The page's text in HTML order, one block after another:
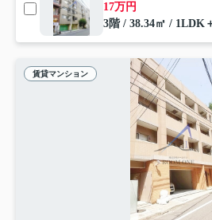
17万円
3階 / 38.34㎡ / 1LDK
賃貸マンション